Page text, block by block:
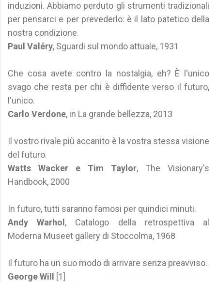
induzioni. Abbiamo perduto gli strumenti tradizionali
per pensarci e per prevederlo: è il lato patetico della
nostra condizione.
Paul Valéry, Sguardi sul mondo attuale, 1931
Che cosa avete contro la nostalgia, eh? È l'unico
svago che resta per chi è diffidente verso il futuro,
l'unico.
Carlo Verdone, in La grande bellezza, 2013
Il vostro rivale più accanito è la vostra stessa visione
del futuro.
Watts Wacker e Tim Taylor, The Visionary's
Handbook, 2000
In futuro, tutti saranno famosi per quindici minuti.
Andy Warhol , Catalogo della retrospettiva al
Moderna Museet gallery di Stoccolma, 1968
Il futuro ha un suo modo di arrivare senza preavviso.
George Will
[1]